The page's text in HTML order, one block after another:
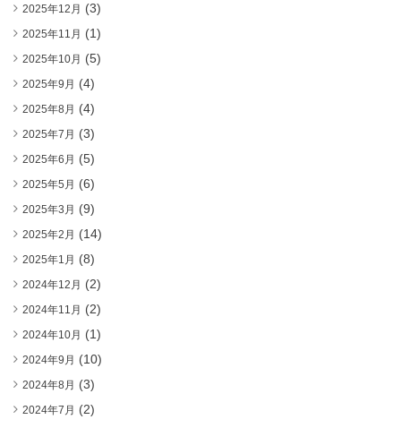
2025年12月 (3)
2025年11月 (1)
2025年10月 (5)
2025年9月 (4)
2025年8月 (4)
2025年7月 (3)
2025年6月 (5)
2025年5月 (6)
2025年3月 (9)
2025年2月 (14)
2025年1月 (8)
2024年12月 (2)
2024年11月 (2)
2024年10月 (1)
2024年9月 (10)
2024年8月 (3)
2024年7月 (2)